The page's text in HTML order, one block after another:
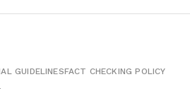
GUIDELINESFACT CHECKING POLICY